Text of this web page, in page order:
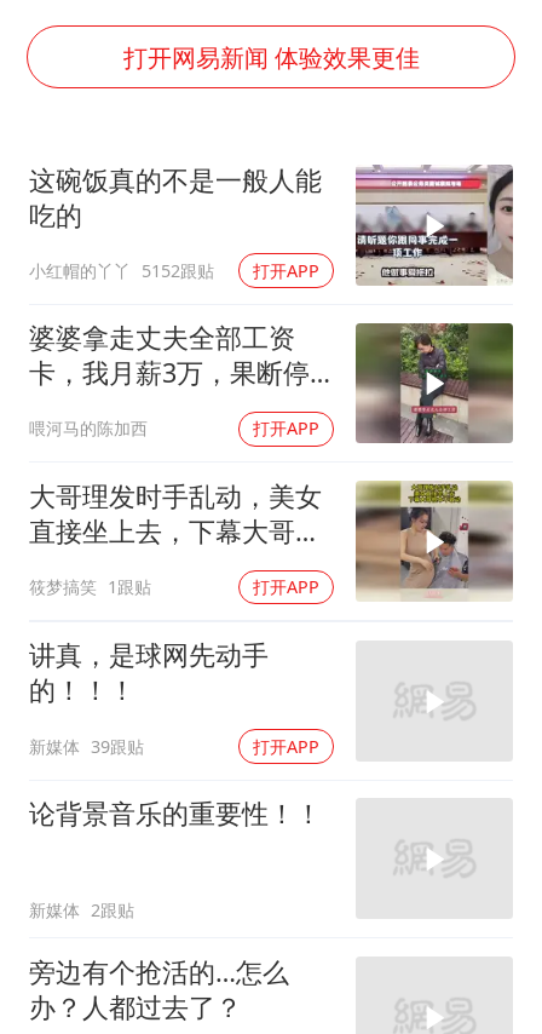
24小时不关空调 电费会更低吗
郑国霖回应去景区上班被保安拦下
我国编制完成新版全月地质图
“深圳地面沉降致车辆损坏”不实
奋进开新局 实干挑大梁
打开网易新闻 体验效果更佳
这碗饭真的不是一般人能
吃的
小红帽的丫丫 5152跟贴 打开APP
婆婆拿走丈夫全部工资
卡，我月薪3万，果断停
喂河马的陈加西 打开APP
大哥理发时手乱动，美女
直接坐上去，下幕大哥根
筱梦搞笑 1跟贴 打开APP
讲真，是球网先动手
的！！！
新媒体 39跟贴 打开APP
论背景音乐的重要性！！
新媒体 2跟贴
旁边有个抢活的…怎么
办？人都过去了？